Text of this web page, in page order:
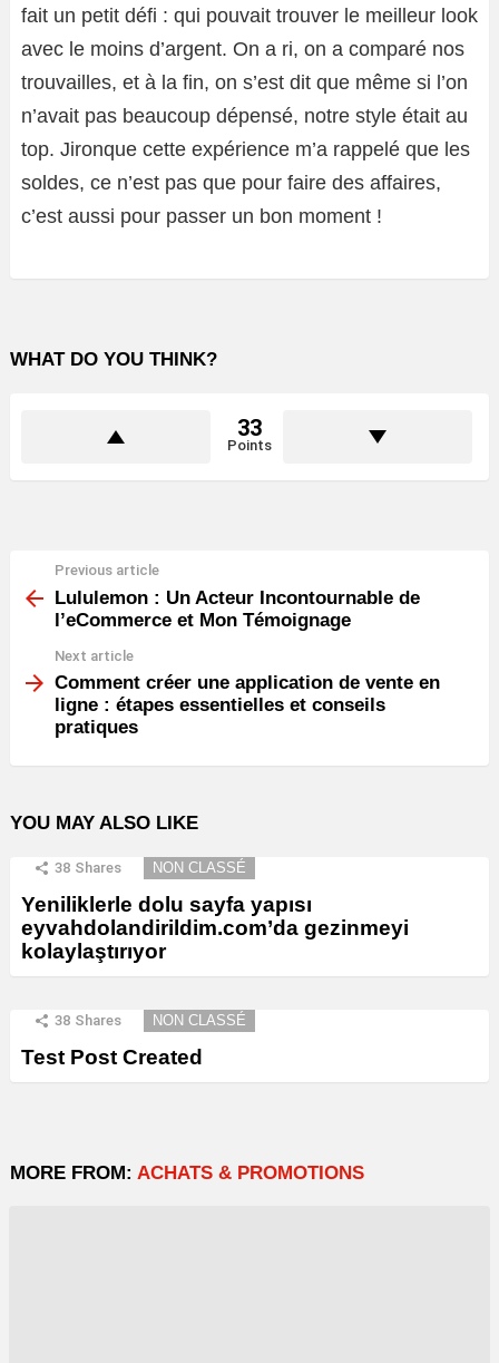
fait un petit défi : qui pouvait trouver le meilleur look
avec le moins d’argent. On a ri, on a comparé nos
trouvailles, et à la fin, on s’est dit que même si l’on
n’avait pas beaucoup dépensé, notre style était au
top. Jironque cette expérience m’a rappelé que les
soldes, ce n’est pas que pour faire des affaires,
c’est aussi pour passer un bon moment !
WHAT DO YOU THINK?
33
Points
more
Previous article
Lululemon : Un Acteur Incontournable de
l’eCommerce et Mon Témoignage
Next article
Comment créer une application de vente en
ligne : étapes essentielles et conseils
pratiques
YOU MAY ALSO LIKE
38 Shares NON CLASSÉ
Yeniliklerle dolu sayfa yapısı
eyvahdolandirildim.com’da gezinmeyi
kolaylaştırıyor
38 Shares NON CLASSÉ
Test Post Created
MORE FROM: ACHATS & PROMOTIONS